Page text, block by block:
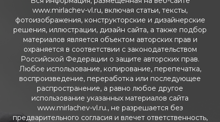
www.mirlachev-vl.ru, включая статьи, тексты,
фотоизображения, конструкторские и дизайнерские
решения, иллюстрации, дизайн сайта, а также подбор
материалов является объектом авторских прав и
охраняется в соответствии с законодательством
Российской Федерации о защите авторских прав.
Любое использование, копирование, перепечатка,
воспроизведение, переработка или последующее
распространение, а равно любое другое
использование указанных материалов сайта
www.mirlachev-vl.ru., не разрешается без
предварительного согласия и влечет ответственность,